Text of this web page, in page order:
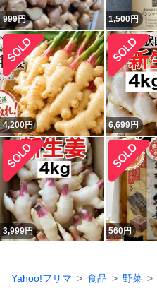
999円 1,500円
4,200円 6,699円
3,999円 560円
Yahoo!フリマ 食品 野菜